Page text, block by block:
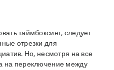
таймбоксинг, следует
отрезки для
Но, несмотря на все
на переключение между